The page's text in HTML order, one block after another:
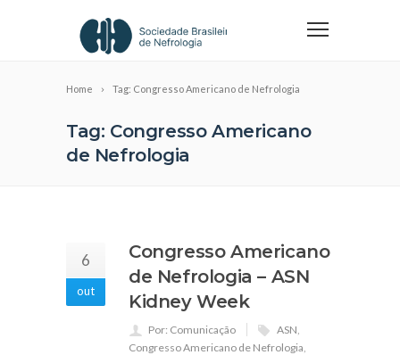
Home Tag: Congresso Americano de Nefrologia
Tag: Congresso Americano
de Nefrologia
6
out
Congresso Americano
de Nefrologia – ASN
Kidney Week
Por: Comunicação ASN,
Congresso Americano de Nefrologia,